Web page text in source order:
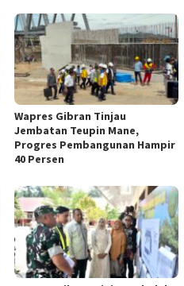
Wapres Gibran Tinjau
Jembatan Teupin Mane,
Progres Pembangunan Hampir
40 Persen